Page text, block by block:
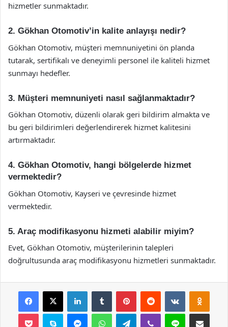
hizmetler sunmaktadır.
2. Gökhan Otomotiv’in kalite anlayışı nedir?
Gökhan Otomotiv, müşteri memnuniyetini ön planda
tutarak, sertifikalı ve deneyimli personel ile kaliteli hizmet
sunmayı hedefler.
3. Müşteri memnuniyeti nasıl sağlanmaktadır?
Gökhan Otomotiv, düzenli olarak geri bildirim almakta ve
bu geri bildirimleri değerlendirerek hizmet kalitesini
artırmaktadır.
4. Gökhan Otomotiv, hangi bölgelerde hizmet
vermektedir?
Gökhan Otomotiv, Kayseri ve çevresinde hizmet
vermektedir.
5. Araç modifikasyonu hizmeti alabilir miyim?
Evet, Gökhan Otomotiv, müşterilerinin talepleri
doğrultusunda araç modifikasyonu hizmetleri sunmaktadır.
Facebook
X LinkedInTumblr PinterestReddit VKontakte
Pocket Skype MessengerWhatsAppTelegramViber Line E-Posta ile